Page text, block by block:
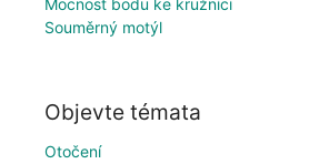
Mocnost bodu ke kružnici
Souměrný motýl
Objevte témata
Otočení